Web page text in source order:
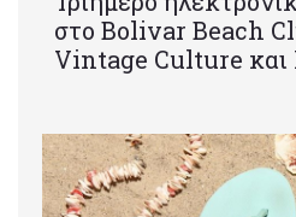
στο Bolivar Beach
Vintage Culture και